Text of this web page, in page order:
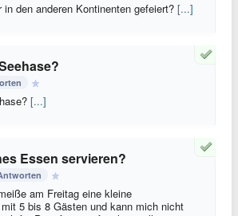
den anderen Kontinenten gefeiert? [...]
[...]
Essen servieren?
am Freitag eine kleine
5 bis 8 Gästen und kann mich nicht